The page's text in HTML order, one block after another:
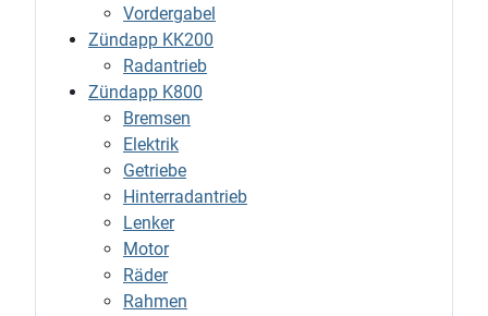
Vordergabel
Zündapp KK200
Radantrieb
Zündapp K800
Bremsen
Elektrik
Getriebe
Hinterradantrieb
Lenker
Motor
Räder
Rahmen